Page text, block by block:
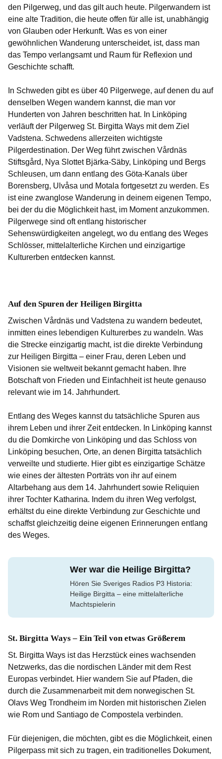
den Pilgerweg, und das gilt auch heute. Pilgerwandern ist
eine alte Tradition, die heute offen für alle ist, unabhängig
von Glauben oder Herkunft. Was es von einer
gewöhnlichen Wanderung unterscheidet, ist, dass man
das Tempo verlangsamt und Raum für Reflexion und
Geschichte schafft.
In Schweden gibt es über 40 Pilgerwege, auf denen du auf
denselben Wegen wandern kannst, die man vor
Hunderten von Jahren beschritten hat. In Linköping
verläuft der Pilgerweg St. Birgitta Ways mit dem Ziel
Vadstena. Schwedens allerzeiten wichtigste
Pilgerdestination. Der Weg führt zwischen Vårdnäs
Stiftsgård, Nya Slottet Bjärka-Säby, Linköping und Bergs
Schleusen, um dann entlang des Göta-Kanals über
Borensberg, Ulvåsa und Motala fortgesetzt zu werden. Es
ist eine zwanglose Wanderung in deinem eigenen Tempo,
bei der du die Möglichkeit hast, im Moment anzukommen.
Pilgerwege sind oft entlang historischer
Sehenswürdigkeiten angelegt, wo du entlang des Weges
Schlösser, mittelalterliche Kirchen und einzigartige
Kulturerben entdecken kannst.
Auf den Spuren der Heiligen Birgitta
Zwischen Vårdnäs und Vadstena zu wandern bedeutet,
inmitten eines lebendigen Kulturerbes zu wandeln. Was
die Strecke einzigartig macht, ist die direkte Verbindung
zur Heiligen Birgitta – einer Frau, deren Leben und
Visionen sie weltweit bekannt gemacht haben. Ihre
Botschaft von Frieden und Einfachheit ist heute genauso
relevant wie im 14. Jahrhundert.
Entlang des Weges kannst du tatsächliche Spuren aus
ihrem Leben und ihrer Zeit entdecken. In Linköping kannst
du die Domkirche von Linköping und das Schloss von
Linköping besuchen, Orte, an denen Birgitta tatsächlich
verweilte und studierte. Hier gibt es einzigartige Schätze
wie eines der ältesten Porträts von ihr auf einem
Altarbehang aus dem 14. Jahrhundert sowie Reliquien
ihrer Tochter Katharina. Indem du ihren Weg verfolgst,
erhältst du eine direkte Verbindung zur Geschichte und
schaffst gleichzeitig deine eigenen Erinnerungen entlang
des Weges.
Wer war die Heilige Birgitta?
Hören Sie Sveriges Radios P3 Historia:
Heilige Birgitta – eine mittelalterliche
Machtspielerin
St. Birgitta Ways – Ein Teil von etwas Größerem
St. Birgitta Ways ist das Herzstück eines wachsenden
Netzwerks, das die nordischen Länder mit dem Rest
Europas verbindet. Hier wandern Sie auf Pfaden, die
durch die Zusammenarbeit mit dem norwegischen St.
Olavs Weg Trondheim im Norden mit historischen Zielen
wie Rom und Santiago de Compostela verbinden.
Für diejenigen, die möchten, gibt es die Möglichkeit, einen
Pilgerpass mit sich zu tragen, ein traditionelles Dokument,